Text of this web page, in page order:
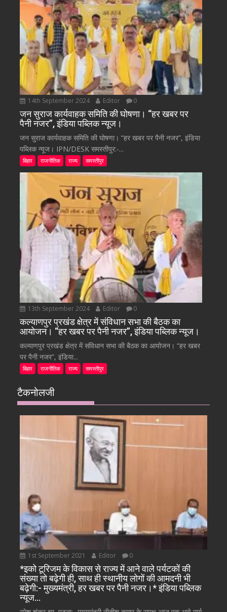
14th September 2024 Editor 0
जन सुराज कार्यवाहक समिति की घोषणा। “हर खबर पर
पैनी नजर”, इंडिया पब्लिक न्यूज।
जन सुराज कार्यवाहक समिति की घोषणा। “हर खबर पर पैनी नजर”, इंडिया
पब्लिक न्यूज। IPN/DESK समस्तीपुर:-...
बिहार राजनीतिक राज्य समस्तीपुर
13th September 2024 Editor 0
कल्याणपुर प्रखंड क्षेत्र में संविधान सभा की बैठक का
आयोजन। “हर खबर पर पैनी नजर”, इंडिया पब्लिक न्यूज।
कल्याणपुर प्रखंड क्षेत्र में संविधान सभा की बैठक का आयोजन। “हर खबर
पर पैनी नजर”, इंडिया...
बिहार राजनीतिक राज्य समस्तीपुर
टैकनोलजी
1st September 2021 Editor 0
*इको टूरिजम के विकास से राज्य में आने वाले पर्यटकों की
संख्या तो बढ़ेगी ही, साथ ही स्थानीय लोगों की आमदनी भी
बढ़ेगी:- मुख्यमंत्री, हर खबर पर पैनी नजर।* इंडिया पब्लिक
न्यूज…